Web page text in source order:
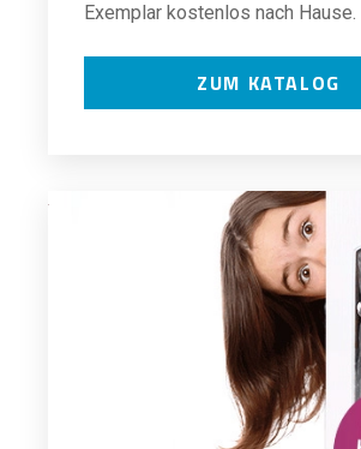
Exemplar kostenlos nach Hause.
ZUM KATALOG